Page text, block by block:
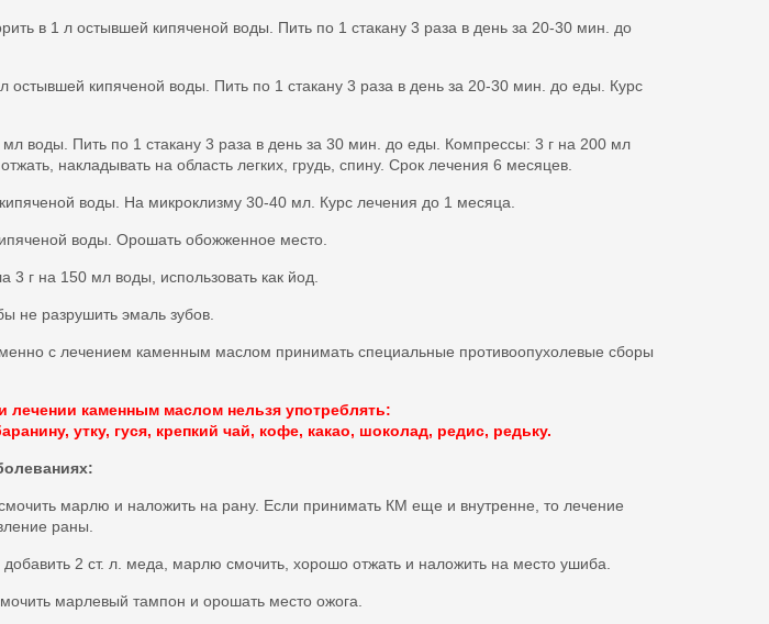
в 1 л остывшей кипяченой воды. Пить по 1 стакану 3 раза в день за 20-30 мин. до
остывшей кипяченой воды. Пить по 1 стакану 3 раза в день за 20-30 мин. до еды. Курс
мл воды. Пить по 1 стакану 3 раза в день за 30 мин. до еды. Компрессы: 3 г на 200 мл
накладывать на область легких, грудь, спину. Срок лечения 6 месяцев.
воды. На микроклизму 30-40 мл. Курс лечения до 1 месяца.
воды. Орошать обожженное место.
г на 150 мл воды, использовать как йод.
не разрушить эмаль зубов.
с лечением каменным маслом принимать специальные противоопухолевые сборы
лечении каменным маслом нельзя употреблять:
утку, гуся, крепкий чай, кофе, какао, шоколад, редис, редьку.
марлю и наложить на рану. Если принимать КМ еще и внутренне, то лечение
раны.
2 ст. л. меда, марлю смочить, хорошо отжать и наложить на место ушиба.
марлевый тампон и орошать место ожога.